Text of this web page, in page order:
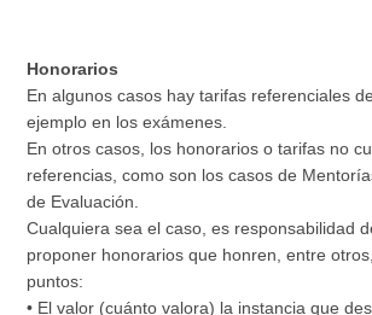
Honorarios
En algunos casos hay tarifas referenciales
ejemplo en los exámenes.
En otros casos, los honorarios o tarifas no
referencias, como son los casos de
de Evaluación.
Cualquiera sea el caso, es responsabilidad
proponer honorarios que honren, entre
puntos:
• El valor (cuánto valora) la instancia que